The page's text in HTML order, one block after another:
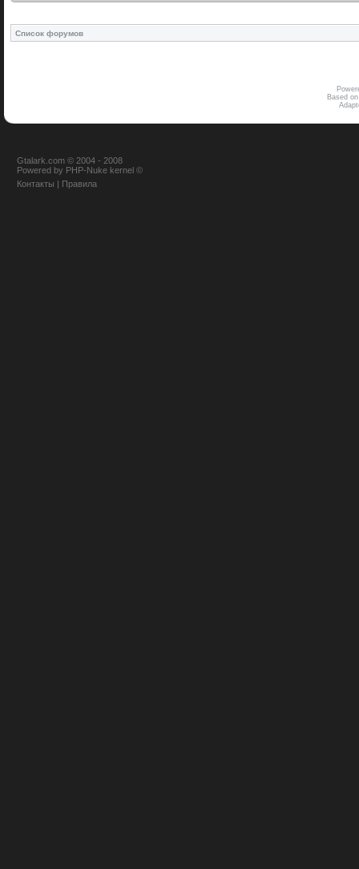
Список форумов
Based
Gtalark.com © 2004 - 2008
Powered by PHP-Nuke kernel ©
Контакты | Правила